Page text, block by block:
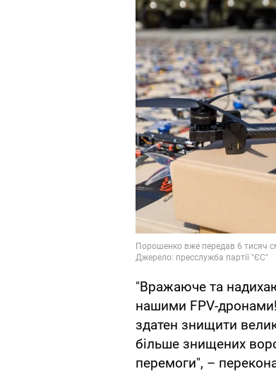
"Вражаюче та
нашими FPV-
здатен знищити
більше знищених
перемоги", –